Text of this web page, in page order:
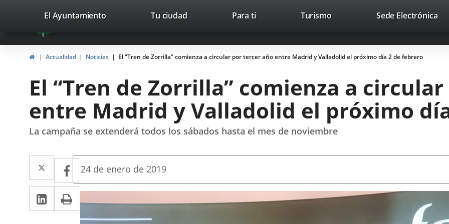
Portal
Web
del
Valladolid
avaTop Trabaja con nosotros Contacto
valladolid.es
El Ayuntamiento Tu ciudad Para ti TurismoEste
abrirá
en
nueva.
Sede Electrónica
InicioActualidad Noticias El “Tren de Zorrilla” comienza a circular por tercer año entre Madrid y Valladolid el próximo día 2 de febrero
El “Tren de Zorrilla” comienza a
entre Madrid y Valladolid el próximo
La campaña se extenderá todos los sábados hasta el mes de noviembre
Twitter
Enlace
a
una
aplicación
Facebook
Enlace
a
una
aplicación
LinkedIn
Enlace
a
Imprimir
Fecha
la
24 de enero de 2019